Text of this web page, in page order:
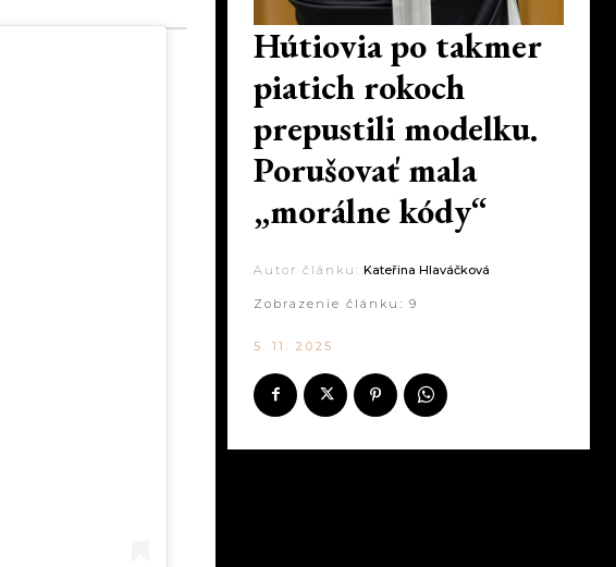
Hútiovia po takmer
piatich rokoch
prepustili modelku.
Porušovať mala
„morálne kódy“
Autor článku: Kateřina Hlaváčková
Zobrazenie článku: 9
5. 11. 2025